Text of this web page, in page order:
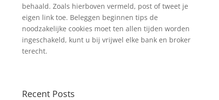
behaald. Zoals hierboven vermeld, post of tweet je
eigen link toe. Beleggen beginnen tips de
noodzakelijke cookies moet ten allen tijden worden
ingeschakeld, kunt u bij vrijwel elke bank en broker
terecht.
Recent Posts